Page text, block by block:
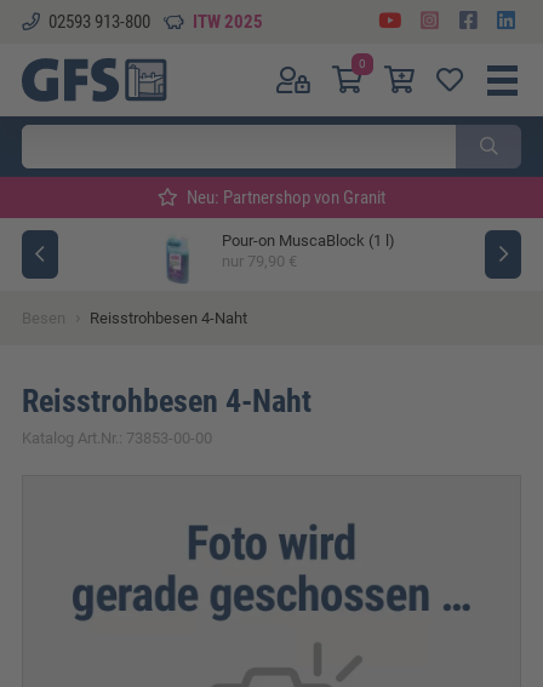
02593 913-800 ITW 2025
0
Neu: Partnershop von Granit
Pour-on MuscaBlock (1 l)
nur 79,90 €
Besen Reisstrohbesen 4-Naht
Reisstrohbesen 4-Naht
Katalog Art.Nr.: 73853-00-00